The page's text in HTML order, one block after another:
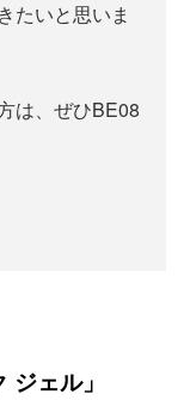
たいと思いま
は、ぜひBE08
ェル」